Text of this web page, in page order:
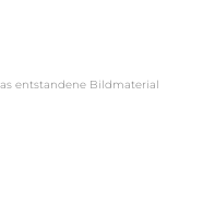
entstandene Bildmaterial